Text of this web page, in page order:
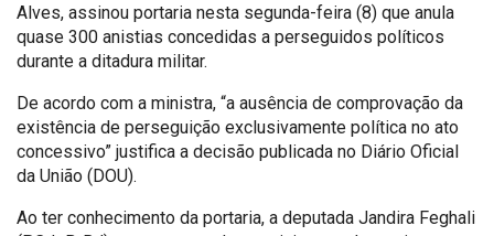
Alves, assinou portaria nesta segunda-feira (8) que anula
quase 300 anistias concedidas a perseguidos políticos
durante a ditadura militar.
De acordo com a ministra, “a ausência de comprovação da
existência de perseguição exclusivamente política no ato
concessivo” justifica a decisão publicada no Diário Oficial
da União (DOU).
Ao ter conhecimento da portaria, a deputada Jandira Feghali